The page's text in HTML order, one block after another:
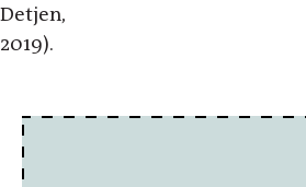
Detjen,
2019).